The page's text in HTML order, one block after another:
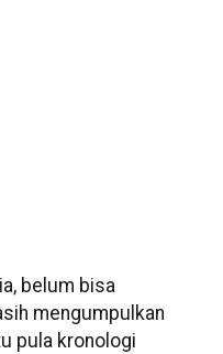
belum bisa
mengumpulkan
pula kronologi